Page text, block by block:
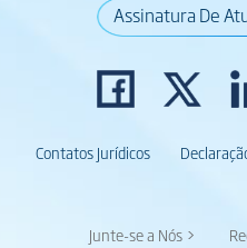
Assinatura De
Contatos Jurídicos
Junte-se a Nós >